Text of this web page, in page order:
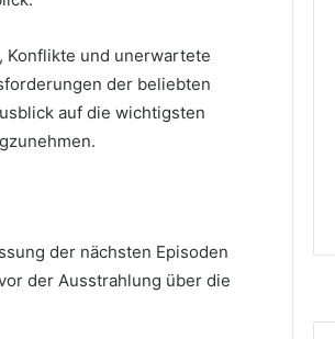
Konflikte und unerwartete
der beliebten
auf die wichtigsten
der nächsten Episoden
der Ausstrahlung über die